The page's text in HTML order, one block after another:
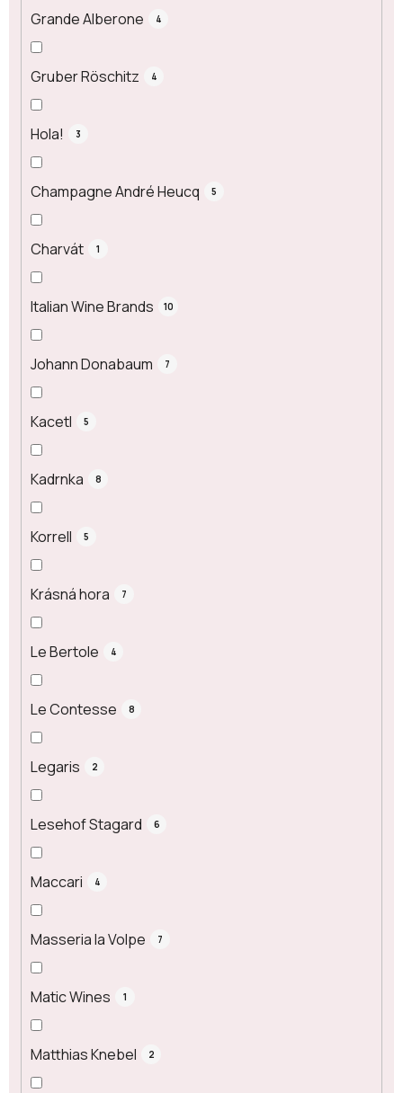
Grande Alberone 4
Gruber Röschitz 4
Hola! 3
Champagne André Heucq 5
Charvát 1
Italian Wine Brands 10
Johann Donabaum 7
Kacetl 5
Kadrnka 8
Korrell 5
Krásná hora 7
Le Bertole 4
Le Contesse 8
Legaris 2
Lesehof Stagard 6
Maccari 4
Masseria la Volpe 7
Matic Wines 1
Matthias Knebel 2